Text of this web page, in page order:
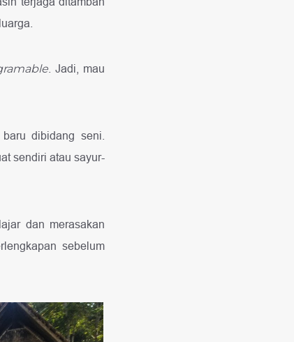
. Jadi, mau
dibidang seni.
sendiri atau sayur-
dan merasakan
sebelum